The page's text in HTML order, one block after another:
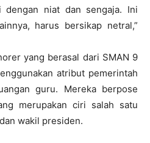
dengan niat dan sengaja. Ini
harus bersikap netral,”
yang berasal dari SMAN 9
atribut pemerintah
guru. Mereka berpose
merupakan ciri salah satu
wakil presiden.